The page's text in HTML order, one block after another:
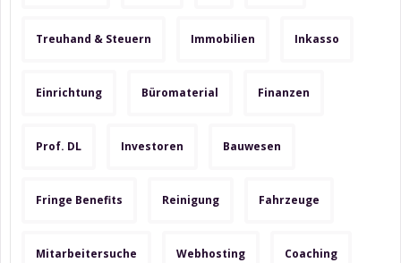
Treuhand & Steuern Immobilien Inkasso
Einrichtung Büromaterial Finanzen
Prof. DL Investoren Bauwesen
Fringe Benefits Reinigung Fahrzeuge
Mitarbeitersuche Webhosting Coaching